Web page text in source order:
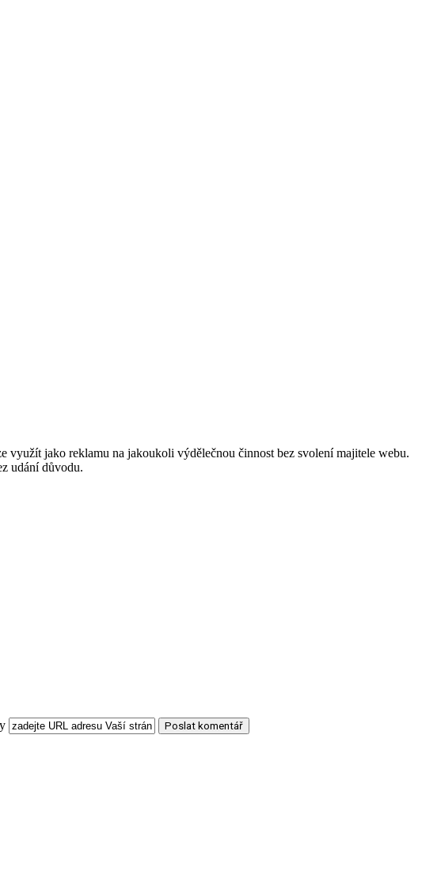
využít jako reklamu na jakoukoli výdělečnou činnost bez svolení majitele webu.
udání důvodu.